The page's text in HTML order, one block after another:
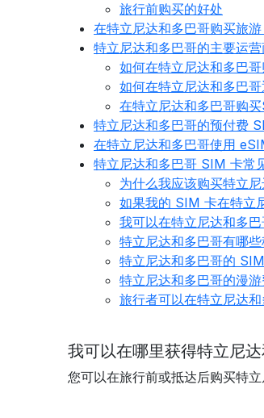
旅行前购买的好处
在特立尼达和多巴哥购买旅
特立尼达和多巴哥的主要运营
如何在特立尼达和多巴
如何在特立尼达和多巴
在特立尼达和多巴哥购
特立尼达和多巴哥的预付费
在特立尼达和多巴哥使用
特立尼达和多巴哥 SIM 卡常
为什么我应该购买特立
如果我的 SIM 卡在特立
我可以在特立尼达和多
特立尼达和多巴哥有哪些
特立尼达和多巴哥的
特立尼达和多巴哥的漫游
旅行者可以在特立尼达
我可以在哪里获得特立尼
您可以在旅行前或抵达后购买特